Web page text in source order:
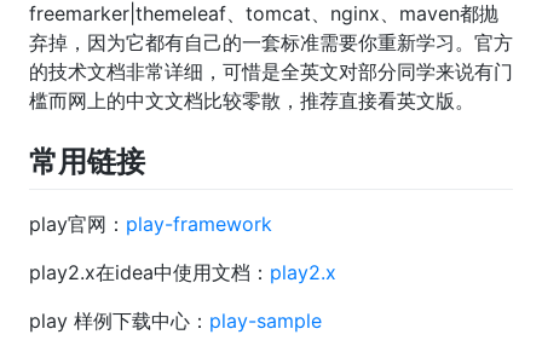
freemarker|themeleaf、tomcat、nginx、maven都抛
弃掉，因为它都有自己的一套标准需要你重新学习。官方
的技术文档非常详细，可惜是全英文对部分同学来说有门
槛而网上的中文文档比较零散，推荐直接看英文版。
常用链接
play官网： play-framework
play2.x在idea中使用文档： play2.x
play 样例下载中心： play-sample